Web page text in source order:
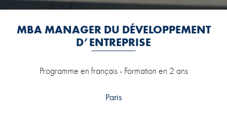
MBA MANAGER DU DÉVELOPPEMENT
D’ENTREPRISE
Programme en français - Formation en 2 ans
Paris